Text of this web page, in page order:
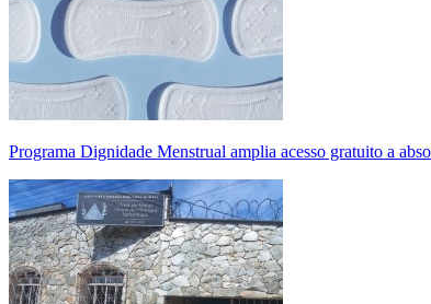
Programa Dignidade Menstrual amplia acesso gratuito a